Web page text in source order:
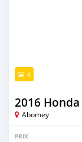
4
2016
Abomey
PRIX